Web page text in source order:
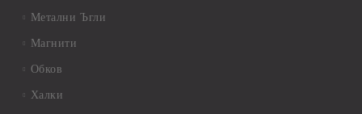
Метални Ъгли
Магнити
Обков
Халки